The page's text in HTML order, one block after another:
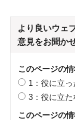
より良いウェ
意見をお聞か
このページの
1：役に立っ
3：役に立た
このページの